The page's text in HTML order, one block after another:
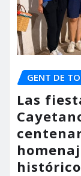
GENT DE
Las